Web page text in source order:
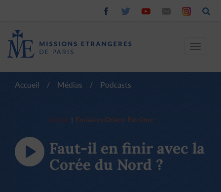
Toggle
Accueil / Médias / Podcasts
Corée Emission Orient-Extrême
Faut-il en finir avec la
Corée du Nord ?